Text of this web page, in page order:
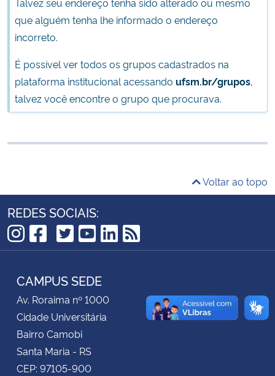
Ministério da Cidadania
Ministério da Saúde
Ministério da Ciência, Tecnologia, Inovações e Comunicações
Ministério do Meio Ambiente
Controladoria-Geral da União
Secretaria-Geral
Secretaria de Governo
Gabinete de Segurança Institucional
que alguém tenha lhe informado o endereço
incorreto.
É possível ver todos os grupos cadastrados na
plataforma institucional acessando ufsm.br/grupos,
talvez você encontre o grupo que procurava.
Voltar ao topo
REDES SOCIAIS:
Instagram
Facebook
TikTok
Twitter
YouTube
LinkedIn
RSS
CAMPUS SEDE
Av. Roraima nº 1000
Cidade Universitária
Bairro Camobi
Santa Maria - RS
CEP: 97105-900